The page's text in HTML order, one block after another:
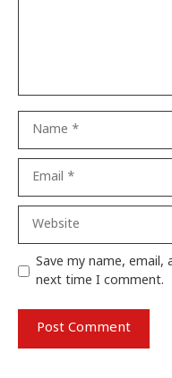
Website
Save my name,
next time I comment.